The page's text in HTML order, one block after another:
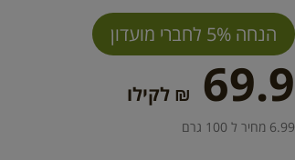
הנחה 5% לחברי מועדון
69.9 ₪ לקילו
6.99 מחיר ל 100 גרם